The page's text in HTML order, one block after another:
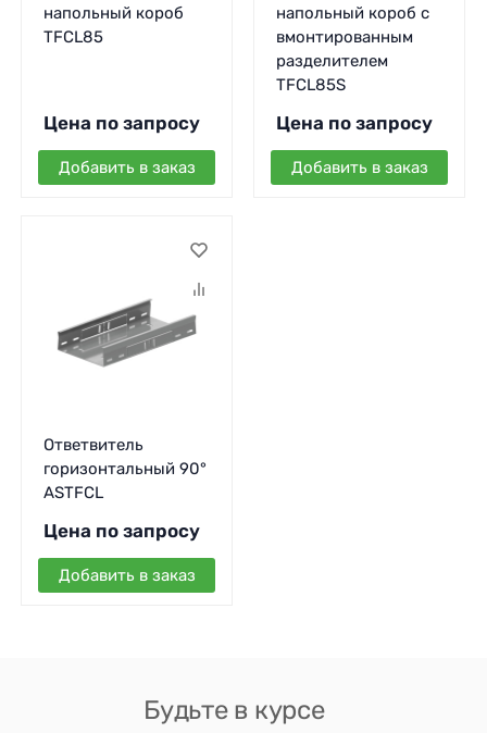
напольный короб
TFCL85
Цена по запросу
Добавить в заказ
напольный короб с
вмонтированным
разделителем
TFCL85S
Цена по запросу
Добавить в заказ
Ответвитель
горизонтальный 90°
ASTFCL
Цена по запросу
Добавить в заказ
Будьте в курсе